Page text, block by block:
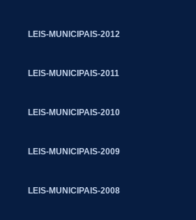
LEIS-MUNICIPAIS-2012
LEIS-MUNICIPAIS-2011
LEIS-MUNICIPAIS-2010
LEIS-MUNICIPAIS-2009
LEIS-MUNICIPAIS-2008